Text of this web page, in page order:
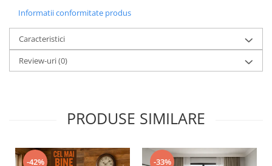
Informatii conformitate produs
Caracteristici
Review-uri(0)
PRODUSE SIMILARE
-42% -33%